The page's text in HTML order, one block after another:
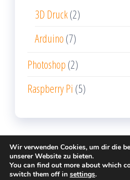
3D Druck(2)
Arduino (7)
Photoshop (2)
Raspberry Pi (5)
Stolz präsentiert von
Wir verwenden Cookies, um dir die
unserer Website zu bieten.
You can find out more about which
switch them off in settings.